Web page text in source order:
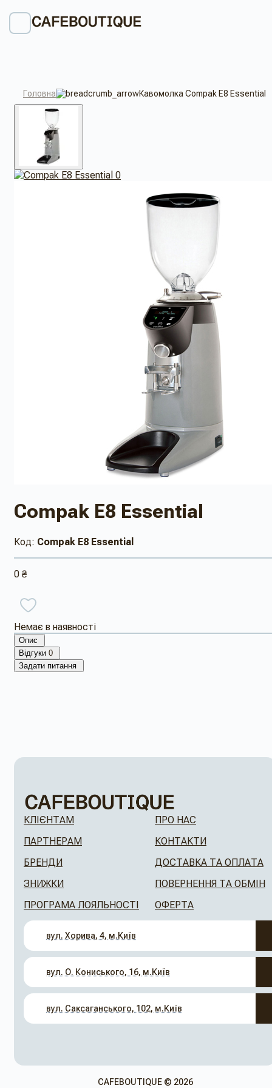
Головна Кавомолка Compak E8 Essential
Compak E8 Essential
Код: Compak E8 Essential
0 ₴
Немає в наявності
Опис
Відгуки 0
Задати питання
КЛІЄНТАМ
ПАРТНЕРАМ
БРЕНДИ
ЗНИЖКИ
ПРОГРАМА ЛОЯЛЬНОСТІ
ПРО НАС
КОНТАКТИ
ДОСТАВКА ТА ОПЛАТА
ПОВЕРНЕННЯ ТА ОБМІН
ОФЕРТА
вул. Хорива, 4, м.Київ
вул. О. Кониського, 16, м.Київ
вул. Саксаганського, 102, м.Київ
CAFEBOUTIQUE © 2026